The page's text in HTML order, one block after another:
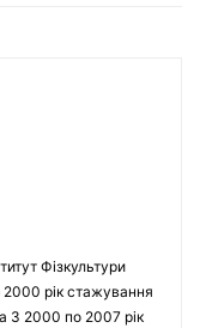
Фізкультури
2000 рік стажування
З 2000 по 2007 рік